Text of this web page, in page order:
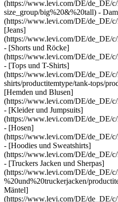
(https://www.levi.com/DE/de_DE/
size_group/big%20&%20tall) -
(https://www.levi.com/DE/de_DE/
[Jeans]
(https://www.levi.com/DE/de_DE/
- [Shorts und Röcke]
(https://www.levi.com/DE/de_DE/
- [Tops und T-Shirts]
(https://www.levi.com/DE/de_DE/
shirts/productitemtype/tank-tops/
[Hemden und Blusen]
(https://www.levi.com/DE/de_DE/
- [Kleider und Jumpsuits]
(https://www.levi.com/DE/de_DE/
- [Hosen]
(https://www.levi.com/DE/de_DE/
- [Hoodies und Sweatshirts]
(https://www.levi.com/DE/de_DE/
- [Truckers Jacken und Sherpas]
(https://www.levi.com/DE/de_DE/
%20und%20truckerjacken/
Mäntel]
(https://www.levi.com/DE/de_DE/